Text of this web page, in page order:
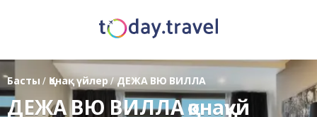
Басты / Қонақ үйлер/ ДЕЖА ВЮ ВИЛЛА
ДЕЖА ВЮ ВИЛЛА қонақүй